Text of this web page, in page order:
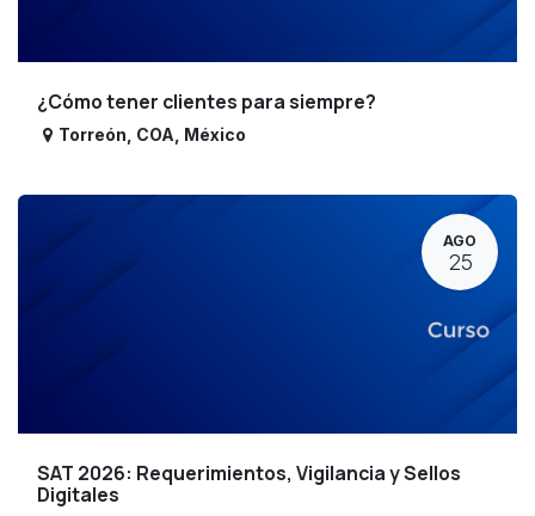
¿Cómo tener clientes para siempre?
Torreón COA México
AGO
25
SAT 2026: Requerimientos, Vigilancia y Sellos
Digitales